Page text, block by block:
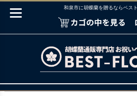
和泉市に胡蝶蘭を贈るならベス